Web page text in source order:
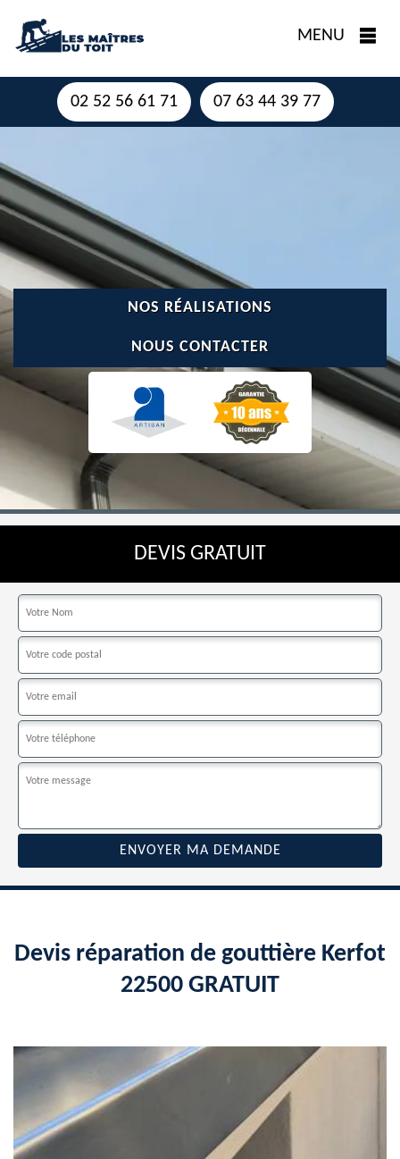
MENU
02 52 56 61 71 07 63 44 39 77
NOS RÉALISATIONS
NOUS CONTACTER
DEVIS GRATUIT
Devis réparation de gouttière Kerfot
22500 GRATUIT